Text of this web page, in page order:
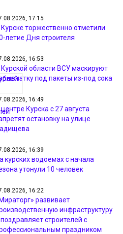
17:15
Курске торжественно отметили
летие Дня строителя
16:53
Курской области ВСУ маскируют
под пакеты из-под сока
16:49
Курска с 27 августа
остановку на улице
16:39
курских водоемах с начала
утонули 10 человек
16:22
развивает
инфраструктуру
строителей с
праздником